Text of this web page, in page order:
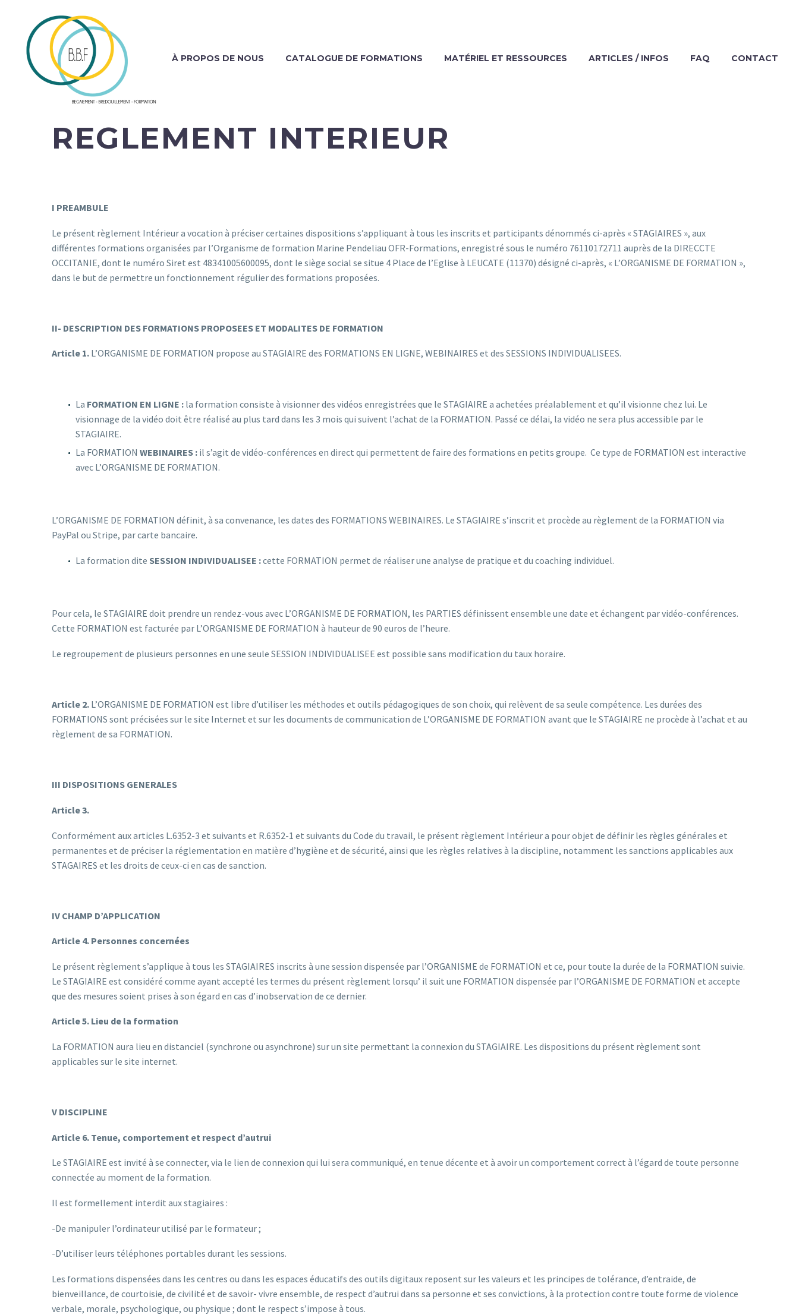
À PROPOS DE NOUS CATALOGUE DE FORMATIONS MATÉRIEL ET RESSOURCES ARTICLES / INFOS FAQ CONTACT
REGLEMENT INTERIEUR
I PREAMBULE
Le présent règlement Intérieur a vocation à préciser certaines dispositions s’appliquant à tous les inscrits et participants dénommés ci-après « STAGIAIRES », aux
différentes formations organisées par l’Organisme de formation Marine Pendeliau OFR-Formations, enregistré sous le numéro 76110172711 auprès de la DIRECCTE
OCCITANIE, dont le numéro Siret est 48341005600095, dont le siège social se situe 4 Place de l’Eglise à LEUCATE (11370) désigné ci-après, « L’ORGANISME DE FORMATION »,
dans le but de permettre un fonctionnement régulier des formations proposées.
II- DESCRIPTION DES FORMATIONS PROPOSEES ET MODALITES DE FORMATION
Article 1. L’ORGANISME DE FORMATION propose au STAGIAIRE des FORMATIONS EN LIGNE, WEBINAIRES et des SESSIONS INDIVIDUALISEES.
La FORMATION EN LIGNE : la formation consiste à visionner des vidéos enregistrées que le STAGIAIRE a achetées préalablement et qu’il visionne chez lui. Le
visionnage de la vidéo doit être réalisé au plus tard dans les 3 mois qui suivent l’achat de la FORMATION. Passé ce délai, la vidéo ne sera plus accessible par le
STAGIAIRE.
La FORMATION WEBINAIRES : il s’agit de vidéo-conférences en direct qui permettent de faire des formations en petits groupe. Ce type de FORMATION est interactive
avec L’ORGANISME DE FORMATION.
L’ORGANISME DE FORMATION définit, à sa convenance, les dates des FORMATIONS WEBINAIRES. Le STAGIAIRE s’inscrit et procède au règlement de la FORMATION via
PayPal ou Stripe, par carte bancaire.
La formation dite SESSION INDIVIDUALISEE :cette FORMATION permet de réaliser une analyse de pratique et du coaching individuel.
Pour cela, le STAGIAIRE doit prendre un rendez-vous avec L’ORGANISME DE FORMATION, les PARTIES définissent ensemble une date et échangent par vidéo-conférences.
Cette FORMATION est facturée par L’ORGANISME DE FORMATION à hauteur de 90 euros de l’heure.
Le regroupement de plusieurs personnes en une seule SESSION INDIVIDUALISEE est possible sans modification du taux horaire.
Article 2. L’ORGANISME DE FORMATION est libre d’utiliser les méthodes et outils pédagogiques de son choix, qui relèvent de sa seule compétence. Les durées des
FORMATIONS sont précisées sur le site Internet et sur les documents de communication de L’ORGANISME DE FORMATION avant que le STAGIAIRE ne procède à l’achat et au
règlement de sa FORMATION.
III DISPOSITIONS GENERALES
Article 3.
Conformément aux articles L.6352-3 et suivants et R.6352-1 et suivants du Code du travail, le présent règlement Intérieur a pour objet de définir les règles générales et
permanentes et de préciser la réglementation en matière d’hygiène et de sécurité, ainsi que les règles relatives à la discipline, notamment les sanctions applicables aux
STAGAIRES et les droits de ceux-ci en cas de sanction.
IV CHAMP D’APPLICATION
Article 4. Personnes concernées
Le présent règlement s’applique à tous les STAGIAIRES inscrits à une session dispensée par l’ORGANISME de FORMATION et ce, pour toute la durée de la FORMATION suivie.
Le STAGIAIRE est considéré comme ayant accepté les termes du présent règlement lorsqu’ il suit une FORMATION dispensée par l’ORGANISME DE FORMATION et accepte
que des mesures soient prises à son égard en cas d’inobservation de ce dernier.
Article 5. Lieu de la formation
La FORMATION aura lieu en distanciel (synchrone ou asynchrone) sur un site permettant la connexion du STAGIAIRE. Les dispositions du présent règlement sont
applicables sur le site internet.
V DISCIPLINE
Article 6. Tenue, comportement et respect d’autrui
Le STAGIAIRE est invité à se connecter, via le lien de connexion qui lui sera communiqué, en tenue décente et à avoir un comportement correct à l’égard de toute personne
connectée au moment de la formation.
Il est formellement interdit aux stagiaires :
-De manipuler l’ordinateur utilisé par le formateur ;
-D’utiliser leurs téléphones portables durant les sessions.
Les formations dispensées dans les centres ou dans les espaces éducatifs des outils digitaux reposent sur les valeurs et les principes de tolérance, d’entraide, de
bienveillance, de courtoisie, de civilité et de savoir- vivre ensemble, de respect d’autrui dans sa personne et ses convictions, à la protection contre toute forme de violence
verbale, morale, psychologique, ou physique ; dont le respect s’impose à tous.